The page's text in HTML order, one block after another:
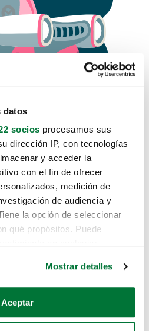
datos
socios procesamos sus
dirección IP, con tecnologías
y acceder la
con el fin de ofrecer
medición de
de audiencia y
la opción de seleccionar
qué propósitos. Puede
sobre su ubicación geográfica
Mostrar detalles
Aceptar
sabemos como
hasta aquí.
el coche que estás
estos enlaces: